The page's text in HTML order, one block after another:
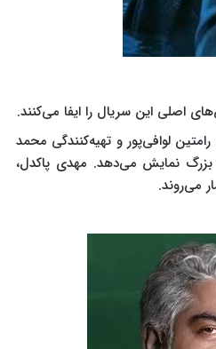
اصلی این سریال را ایفا می‌کنند.
لوافی‌پور و تهیه‌کنندگی محمد
بزرگ نمایش می‌دهد. مهدی پاکدل،
می‌روند.